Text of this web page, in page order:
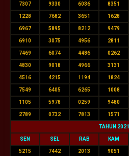
7307 9330 6036 8351
1228 7682 3651 1628
6967 5895 8212 9479
6910 3075 4956 2811
7469 6074 4486 0262
4830 9018 4966 3131
4516 4215 1194 1824
7549 6405 6265 1008
1105 5978 0259 9480
2789 0732 7813 1571
TAHUN 2021
SEN SEL RAB KAM
5215 7442 2013 9051